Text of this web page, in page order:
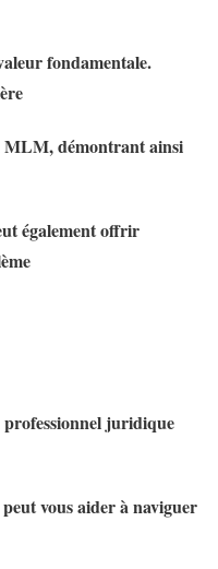
fondamentale.
MLM, démontrant ainsi
également offrir
juridique
vous aider à naviguer